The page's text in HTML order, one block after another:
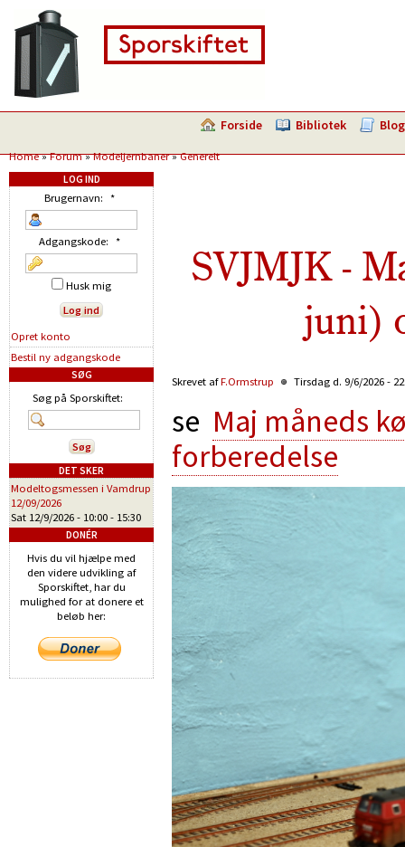
Forside Bibliotek Blog
Home»Forum»Modeljernbaner»Generelt
SVJMJK -
juni)
Skrevet afF.Ormstrup Tirsdag d. 9/6/2026 -
se Maj måneds
forberedelse
LOG IND
Brugernavn: *
Adgangskode: *
Husk mig
Opret konto
Bestil ny adgangskode
SØG
Søg på Sporskiftet:
DET SKER
Modeltogsmessen i Vamdrup
12/09/2026
Sat 12/9/2026 - 10:00 - 15:30
DONÉR
Hvis du vil hjælpe med
den videre udvikling af
Sporskiftet, har du
mulighed for at donere et
beløb her: